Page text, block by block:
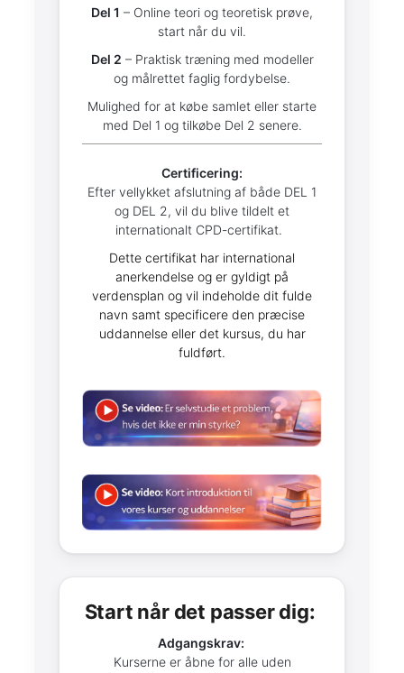
Del 1 – Online teori og teoretisk prøve,
start når du vil.
Del 2 – Praktisk træning med modeller
og målrettet faglig fordybelse.
Mulighed for at købe samlet eller starte
med Del 1 og tilkøbe Del 2 senere.
Certificering:
Efter vellykket afslutning af både DEL 1
og DEL 2, vil du blive tildelt et
internationalt CPD-certifikat.
Dette certifikat har international
anerkendelse og er gyldigt på
verdensplan og vil indeholde dit fulde
navn samt specificere den præcise
uddannelse eller det kursus, du har
fuldført.
Start når det passer dig:
Adgangskrav:
Kurserne er åbne for alle uden